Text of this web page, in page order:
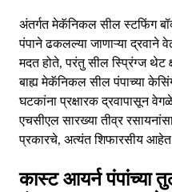
अंतर्गत मेकॅनिकल सील स्टफिंग
पंपाने ढकलल्या जाणाऱ्या
मदत होते, परंतु सील स्प्रिंग्ज थेट
बाह्य मेकॅनिकल सील पंपाच्या
घटकांना प्रक्षारक द्रवापासून
एचसीएल सारख्या तीव्र
प्रकारचे, अत्यंत शिफारसीय
कास्ट आयर्न पंपांच्या